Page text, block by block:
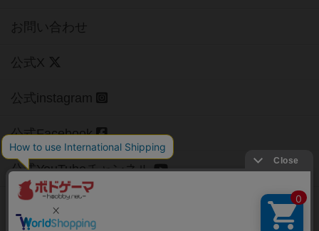
お問い合わせ
公式X
公式instagram
公式Facebook
公式YouTubeチャンネル